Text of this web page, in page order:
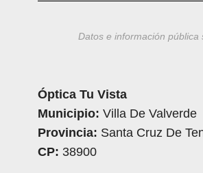
Datos e información pública
Óptica Tu Vista
Municipio: Villa De Valverde
Provincia: Santa Cruz De
CP: 38900